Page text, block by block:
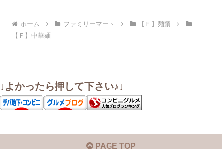
ホーム ファミリーマート
【Ｆ】麺類
【Ｆ】中華麺
↓よかったら押して下さい♪↓
PAGE TOP